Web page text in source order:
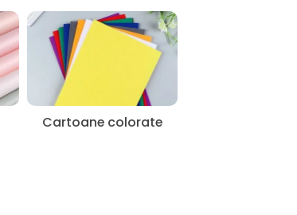
Cartoane colorate